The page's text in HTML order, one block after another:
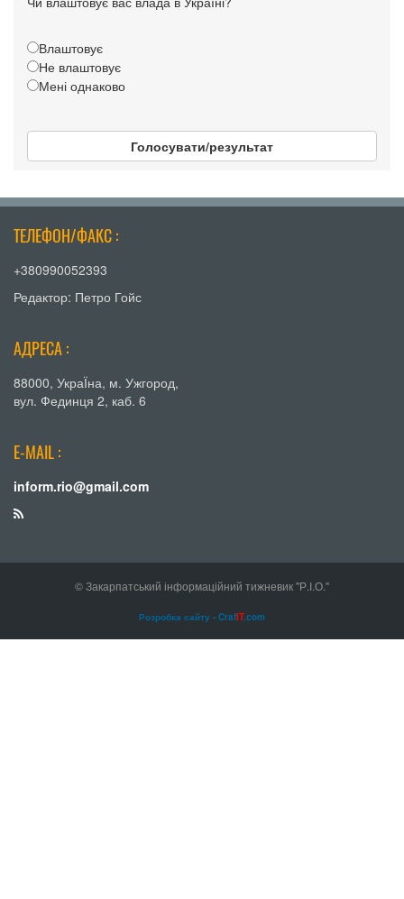
Влаштовує
Не влаштовує
Мені однаково
Голосувати/результат
ТЕЛЕФОН/ФАКС :
+380990052393
Редактор: Петро Гойс
АДРЕСА :
88000, УкраЇна, м. Ужгород,
вул. Фединця 2, каб. 6
E-MAIL :
inform.rio@gmail.com
© Закарпатський інформаційний тижневик "Р.І.О."
Розробка сайту - CrafIT.com